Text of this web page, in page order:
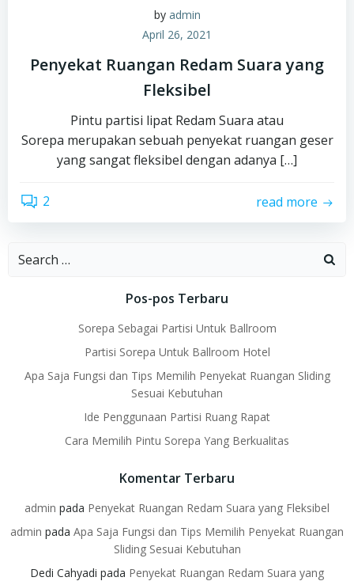
by admin
April 26, 2021
Penyekat Ruangan Redam Suara yang
Fleksibel
Pintu partisi lipat Redam Suara atau
Sorepa merupakan sebuah penyekat ruangan geser
yang sangat fleksibel dengan adanya […]
2 read more
Search
Pos-pos Terbaru
Sorepa Sebagai Partisi Untuk Ballroom
Partisi Sorepa Untuk Ballroom Hotel
Apa Saja Fungsi dan Tips Memilih Penyekat Ruangan Sliding
Sesuai Kebutuhan
Ide Penggunaan Partisi Ruang Rapat
Cara Memilih Pintu Sorepa Yang Berkualitas
Komentar Terbaru
admin pada Penyekat Ruangan Redam Suara yang Fleksibel
admin pada Apa Saja Fungsi dan Tips Memilih Penyekat Ruangan
Sliding Sesuai Kebutuhan
Dedi Cahyadi pada Penyekat Ruangan Redam Suara yang